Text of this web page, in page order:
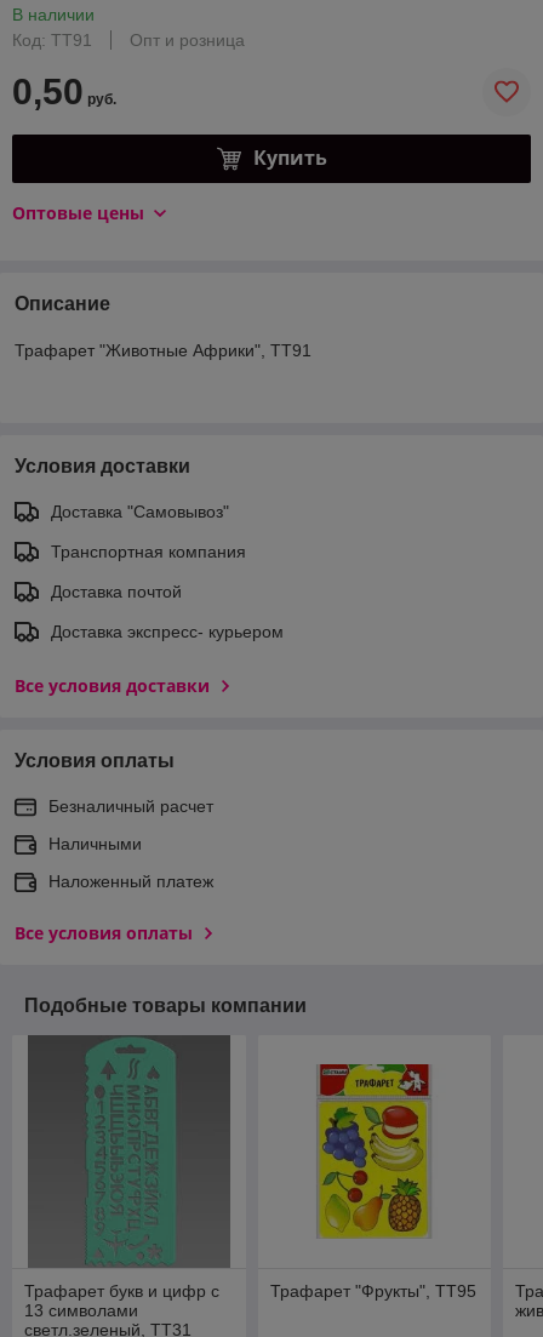
В наличии
Код: ТТ91
Опт и розница
0,50 руб.
Купить
Оптовые цены
Описание
Трафарет "Животные Африки", ТТ91
Условия доставки
Доставка "Самовывоз"
Транспортная компания
Доставка почтой
Доставка экспреcс- курьером
Все условия доставки
Условия оплаты
Безналичный расчет
Наличными
Наложенный платеж
Все условия оплаты
Подобные товары компании
Трафарет букв и цифр с
13 символами
светл.зеленый, ТТ31
Трафарет "Фрукты", ТТ95